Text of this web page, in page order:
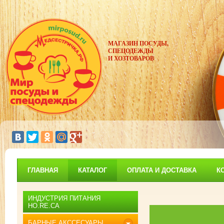
МАГАЗИН ПОСУДЫ,
СПЕЦОДЕЖДЫ
И ХОЗТОВАРОВ
ГЛАВНАЯ КАТАЛОГ ОПЛАТА И ДОСТАВКА
ИНДУСТРИЯ ПИТАНИЯ
HO.RE.CA